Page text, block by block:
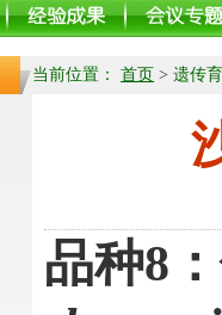
当前位置： 首页 > 遗传
品种8 ：